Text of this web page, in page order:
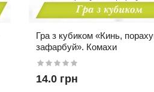
Гра з кубиком «Кинь,
зафарбуй». Комахи
14.0 грн